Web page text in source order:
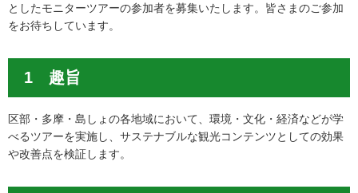
としたモニターツアーの参加者を募集いたします。皆さまのご参加
をお待ちしています。
1 趣旨
区部・多摩・島しょの各地域において、環境・文化・経済などが学
べるツアーを実施し、サステナブルな観光コンテンツとしての効果
や改善点を検証します。